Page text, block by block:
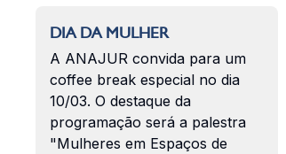
DIA DA MULHER
A ANAJUR convida para um
coffee break especial no dia
10/03. O destaque da
programação será a palestra
"Mulheres em Espaços de